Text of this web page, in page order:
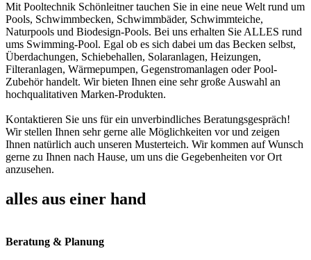
Mit Pooltechnik Schönleitner tauchen Sie in eine neue Welt rund um
Pools, Schwimmbecken, Schwimmbäder, Schwimmteiche,
Naturpools und Biodesign-Pools. Bei uns erhalten Sie ALLES rund
ums Swimming-Pool. Egal ob es sich dabei um das Becken selbst,
Überdachungen, Schiebehallen, Solaranlagen, Heizungen,
Filteranlagen, Wärmepumpen, Gegenstromanlagen oder Pool-
Zubehör handelt. Wir bieten Ihnen eine sehr große Auswahl an
hochqualitativen Marken-Produkten.
Kontaktieren Sie uns für ein unverbindliches Beratungsgespräch!
Wir stellen Ihnen sehr gerne alle Möglichkeiten vor und zeigen
Ihnen natürlich auch unseren Musterteich. Wir kommen auf Wunsch
gerne zu Ihnen nach Hause, um uns die Gegebenheiten vor Ort
anzusehen.
alles aus einer hand
Beratung & Planung